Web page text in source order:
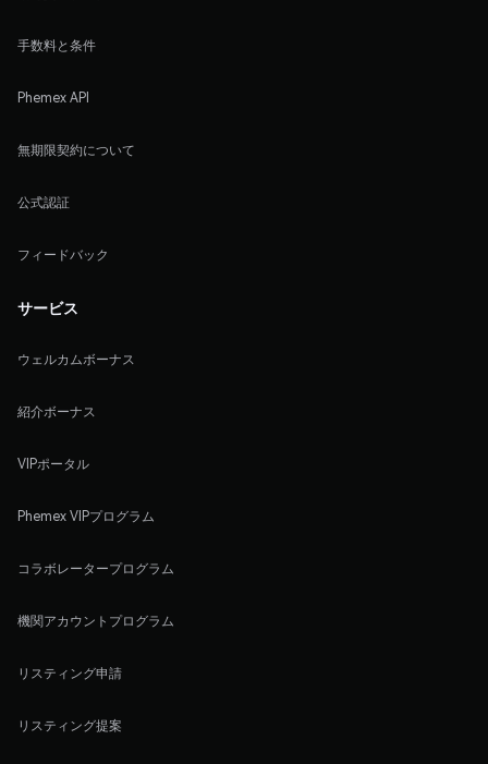
手数料と条件
Phemex API
無期限契約について
公式認証
フィードバック
サービス
ウェルカムボーナス
紹介ボーナス
VIPポータル
Phemex VIPプログラム
コラボレータープログラム
機関アカウントプログラム
リスティング申請
リスティング提案